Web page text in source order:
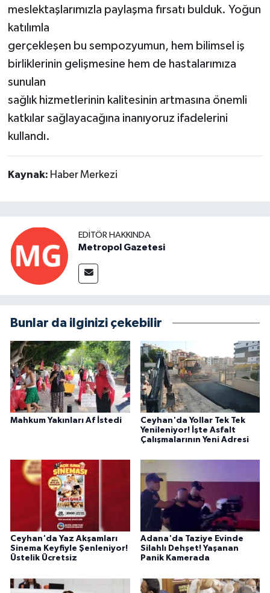
meslektaşlarımızla paylaşma fırsatı bulduk. Yoğun
katılımla
gerçekleşen bu sempozyumun, hem bilimsel iş
birliklerinin gelişmesine hem de hastalarımıza
sunulan
sağlık hizmetlerinin kalitesinin artmasına önemli
katkılar sağlayacağına inanıyoruz ifadelerini
kullandı.
Kaynak: Haber Merkezi
EDITÖR HAKKINDA
Metropol Gazetesi
Bunlar da ilginizi çekebilir
Mahkum Yakınları Af İstedi
Ceyhan'da Yollar Tek Tek
Yenileniyor! İşte Asfalt
Çalışmalarının Yeni Adresi
Ceyhan'da Yaz Akşamları
Sinema Keyfiyle Şenleniyor!
Üstelik Ücretsiz
Adana'da Taziye Evinde
Silahlı Dehşet! Yaşanan
Panik Kamerada